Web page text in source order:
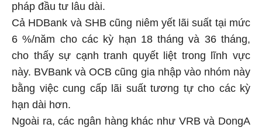
pháp đầu tư lâu dài.
Cả HDBank và SHB cũng niêm yết lãi suất tại mức
6 %/năm cho các kỳ hạn 18 tháng và 36 tháng,
cho thấy sự cạnh tranh quyết liệt trong lĩnh vực
này. BVBank và OCB cũng gia nhập vào nhóm này
bằng việc cung cấp lãi suất tương tự cho các kỳ
hạn dài hơn.
Ngoài ra, các ngân hàng khác như VRB và DongA